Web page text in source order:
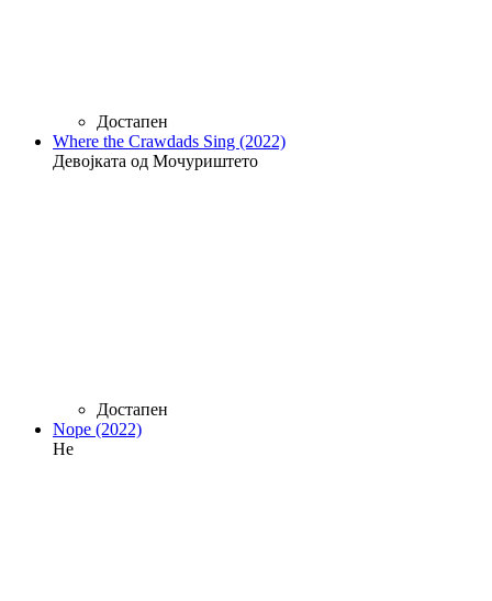
Достапен
Where the Crawdads Sing (2022)
Девојката од Мочуриштето
Достапен
Nope (2022)
Не